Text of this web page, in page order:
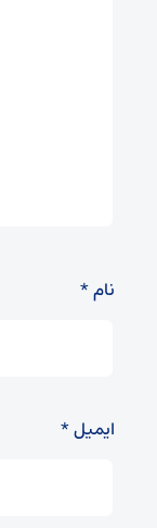
نام*
ایمیل*